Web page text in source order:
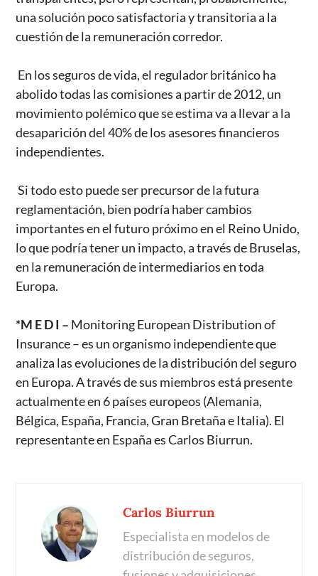
una solución poco satisfactoria y transitoria a la
cuestión de la remuneración corredor.
En los seguros de vida, el regulador británico ha
abolido todas las comisiones a partir de 2012, un
movimiento polémico que se estima va a llevar a la
desaparición del 40% de los asesores financieros
independientes.
Si todo esto puede ser precursor de la futura
reglamentación, bien podría haber cambios
importantes en el futuro próximo en el Reino Unido,
lo que podría tener un impacto, a través de Bruselas,
en la remuneración de intermediarios en toda
Europa.
*M E D I – Monitoring European Distribution of
Insurance – es un organismo independiente que
analiza las evoluciones de la distribución del seguro
en Europa. A través de sus miembros está presente
actualmente en 6 países europeos (Alemania,
Bélgica, España, Francia, Gran Bretaña e Italia). El
representante en España es Carlos Biurrun.
Carlos Biurrun
Especialista en modelos de
distribución de seguros,